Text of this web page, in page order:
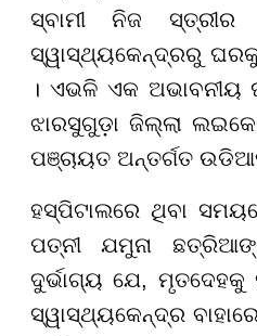
ସ୍ବାମୀ ନିଜ ସ୍ତ୍ରୀର
ସ୍ୱାସ୍ଥ୍ୟକେନ୍ଦ୍ରରୁ
। ଏଭଳି ଏକ ଅଭାବନୀୟ
ଝାରସୁଗୁଡ଼ା ଜିଲ୍ଲା
ପଞ୍ଚାୟତ ଅନ୍ତର୍ଗତ
ହସ୍ପିଟାଲରେ ଥିବା
ପତ୍ନୀ ଯମୁନା
ଦୁର୍ଭାଗ୍ୟ ଯେ, ମୃତଦେହକୁ
ସ୍ୱାସ୍ଥ୍ୟକେନ୍ଦ୍ର ବାହାରେ